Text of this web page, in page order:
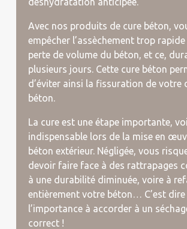
Avec nos produits de cure béton,
empêcher l’assèchement trop
perte de volume du béton, et ce,
plusieurs jours. Cette cure béton
d’éviter ainsi la fissuration de votre
béton.
La cure est une étape importante,
indispensable lors de la mise en
béton extérieur. Négligée, vous
devoir faire face à des rattrapages
à une durabilité diminuée, voire à
entièrement votre béton… C’est dire
l’importance à accorder à un
correct !